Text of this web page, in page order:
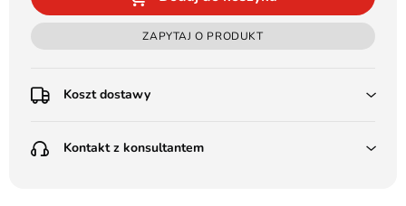
ZAPYTAJ O PRODUKT
Koszt dostawy
Poczta Polska Kurier 48H - 11 zł
Kontakt z konsultantem